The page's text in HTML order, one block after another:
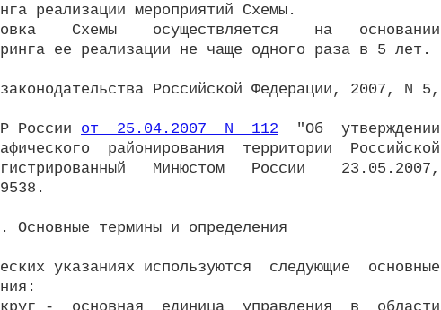
реализации мероприятий Схемы.
Схемы    осуществляется    на   основании
ее реализации не чаще одного раза в 5 лет.
Российской Федерации, 2007, N 5,
России
от  25.04.2007  N  112
  "Об  утверждении
районирования  территории  Российской
Минюстом   России    23.05.2007,
Основные термины и определения
указаниях используются  следующие  основные